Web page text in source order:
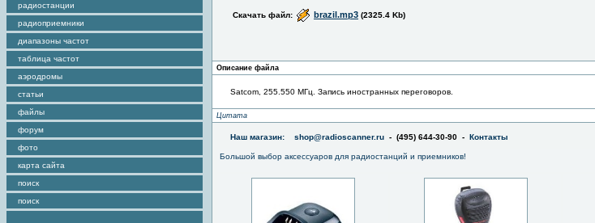
радиостанции
радиоприемники
диапазоны частот
таблица частот
аэродромы
статьи
файлы
форум
фото
карта сайта
поиск
поиск
Скачать файл: brazil.mp3 (2325.4 Kb)
Описание файла
Satcom, 255.550 МГц. Запись иностранных переговоров.
Цитата
Наш магазин: shop@radioscanner.ru - (495) 644-30-90 - Контакты
Большой выбор аксессуаров для радиостанций и приемников!